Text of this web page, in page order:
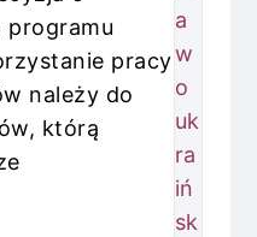
programu
pracy
należy do
którą
a
w
o
uk
ra
iń
sk